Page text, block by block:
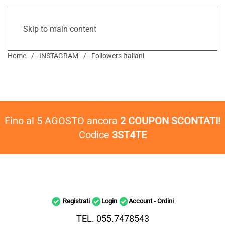
Skip to main content
Home INSTAGRAM Followers Italiani
Fino al 5 AGOSTO ancora 2 COUPON SCONTATI!
Codice 3ST4TE
Registrati Login Account - Ordini
TEL. 055.7478543